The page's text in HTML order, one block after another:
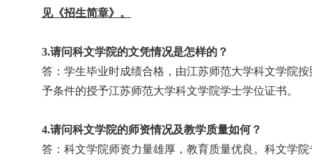
见《招生简章》。
3.请问科文学院的文凭情况是怎样的？
答：学生毕业时成绩合格，由江苏师范大学科文学院
予条件的授予江苏师范大学科文学院学士学位证书。
4.请问科文学院的师资情况及教学质量如何？
答：科文学院师资力量雄厚，教育质量优良。科文学